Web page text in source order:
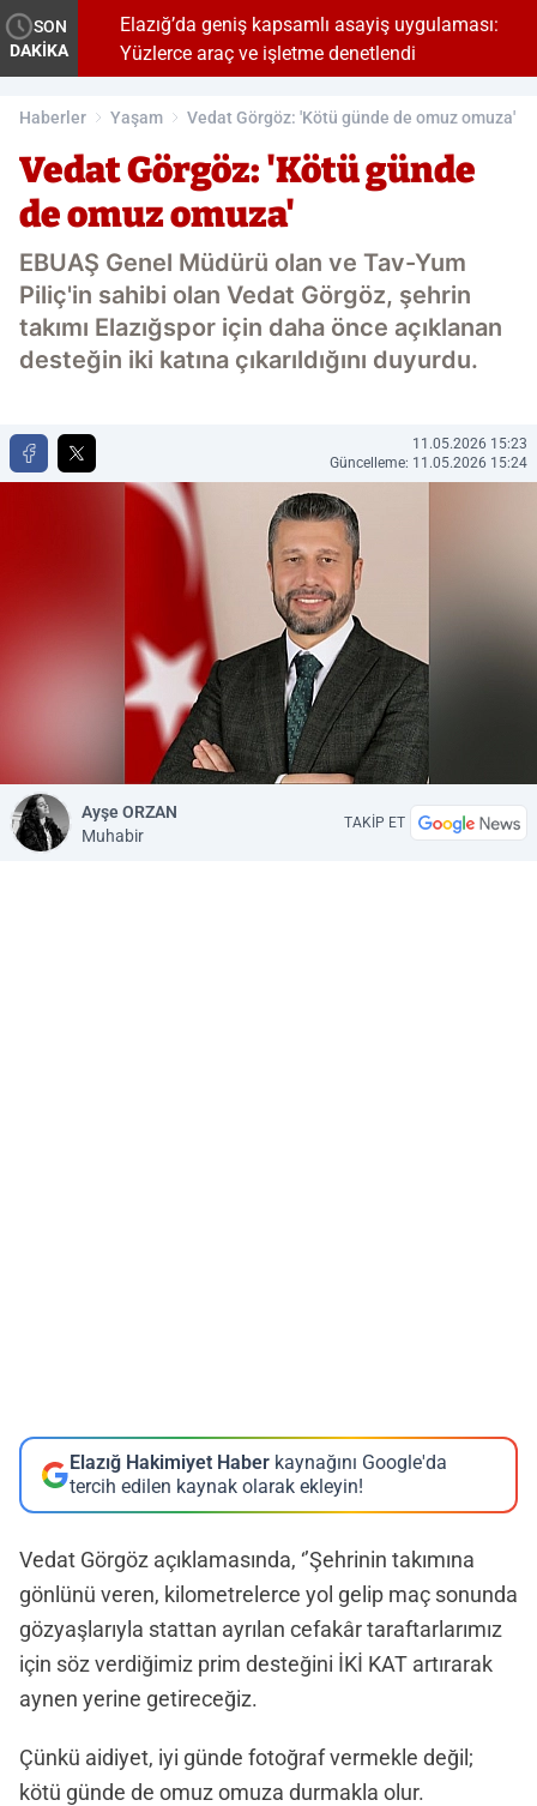
SON
DAKİKA
Elazığ’da geniş kapsamlı asayiş uygulaması:
Yüzlerce araç ve işletme denetlendi
Haberler Yaşam Vedat Görgöz: 'Kötü günde de omuz omuza'
Vedat Görgöz: 'Kötü günde
de omuz omuza'
EBUAŞ Genel Müdürü olan ve Tav-Yum
Piliç'in sahibi olan Vedat Görgöz, şehrin
takımı Elazığspor için daha önce açıklanan
desteğin iki katına çıkarıldığını duyurdu.
11.05.2026 15:23
Güncelleme: 11.05.2026 15:24
Ayşe ORZAN
Muhabir
TAKİP ET
Elazığ Hakimiyet Haber kaynağını Google'da
tercih edilen kaynak olarak ekleyin!
Vedat Görgöz açıklamasında, ‘’Şehrinin takımına
gönlünü veren, kilometrelerce yol gelip maç sonunda
gözyaşlarıyla stattan ayrılan cefakâr taraftarlarımız
için söz verdiğimiz prim desteğini İKİ KAT artırarak
aynen yerine getireceğiz.
Çünkü aidiyet, iyi günde fotoğraf vermekle değil;
kötü günde de omuz omuza durmakla olur.